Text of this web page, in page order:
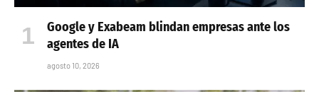
Google y Exabeam blindan empresas ante los
agentes de IA
agosto 10, 2026